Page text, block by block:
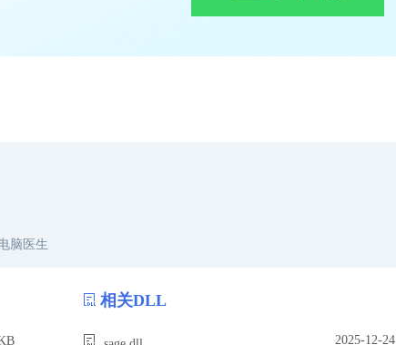
脑医生
相关DLL
2025-12-24